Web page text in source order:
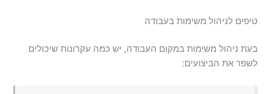
טיפים לניהול משימות בעבודה
בעת ניהול משימות במקום העבודה, יש כמה עקרונות שיכולים
לשפר את הביצועים: